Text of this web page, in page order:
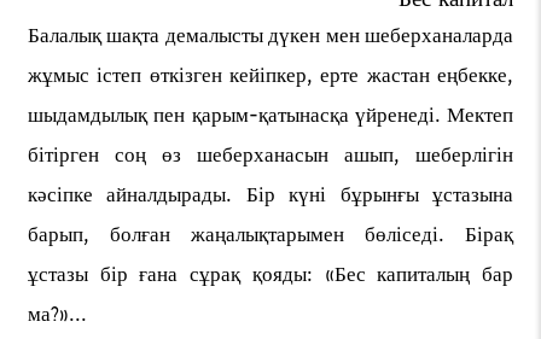
Балалық шақта демалысты дүкен мен шеберханаларда
жұмыс істеп өткізген кейіпкер, ерте жастан еңбекке,
шыдамдылық пен қарым-қатынасқа үйренеді. Мектеп
бітірген соң өз шеберханасын ашып, шеберлігін
кәсіпке айналдырады. Бір күні бұрынғы ұстазына
барып, болған жаңалықтарымен бөліседі. Бірақ
ұстазы бір ғана сұрақ қояды: «Бес капиталың бар
ма?»...